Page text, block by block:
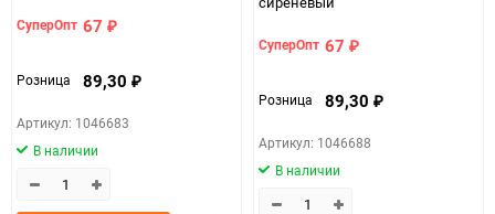
СуперОпт 67 ₽
Розница 89,30 ₽
Артикул: 1046683
В наличии
СуперОпт 67 ₽
Розница 89,30 ₽
Артикул: 1046688
В наличии